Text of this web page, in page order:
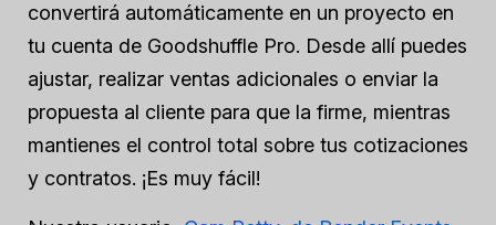
convertirá automáticamente en un proyecto en
tu cuenta de Goodshuffle Pro. Desde allí puedes
ajustar, realizar ventas adicionales o enviar la
propuesta al cliente para que la firme, mientras
mantienes el control total sobre tus cotizaciones
y contratos. ¡Es muy fácil!